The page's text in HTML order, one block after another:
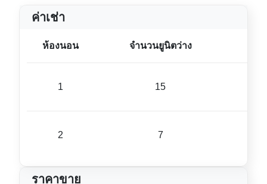
ค่าเช่า
ห้องนอน จำนวนยูนิตว่าง
1 15
2 7
ราคาขาย